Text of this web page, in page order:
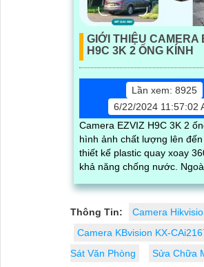
GIỚI THIỆU CAMERA
H9C 3K 2 ỐNG KÍNH
Lần xem: 8925
6/22/2024 11:57:02
Camera EZVIZ H9C 3K 2
hình ảnh chất lượng lên đến
thiết kế plastic quay xoay
khả năng chống nước. Ngoài ra
khả...
Thông Tin: Camera
Camera KBvision KX-
Sát Văn Phòng
Sửa Chữa